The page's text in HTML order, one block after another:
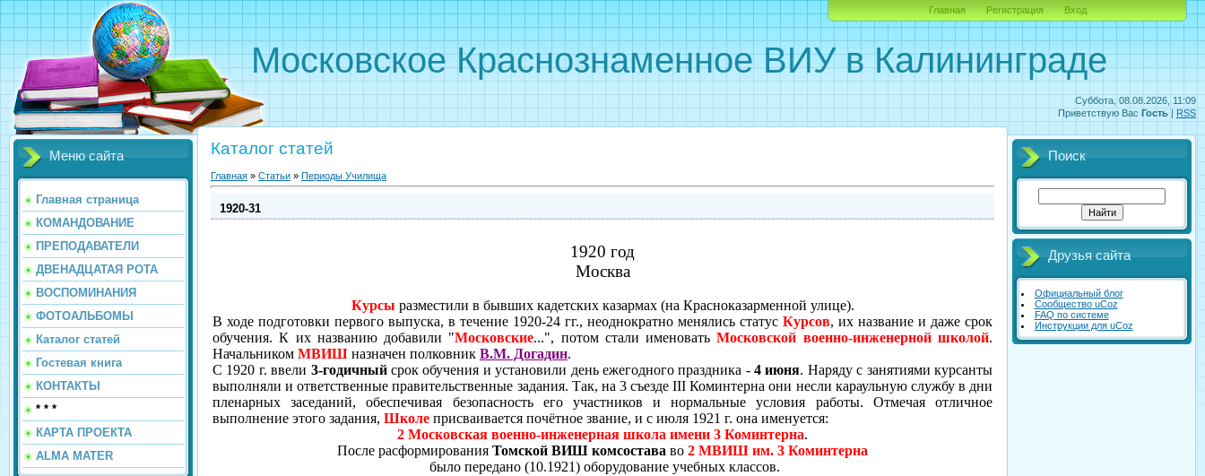
Суббота, 08.08.2026, 11:09
Приветствую Вас Гость | RSS
Московское Краснознаменное ВИУ в Калининграде
Главная Регистрация Вход
Меню сайта
Главная страница
КОМАНДОВАНИЕ
ПРЕПОДАВАТЕЛИ
ДВЕНАДЦАТАЯ РОТА
ВОСПОМИНАНИЯ
ФОТОАЛЬБОМЫ
Каталог статей
Гостевая книга
КОНТАКТЫ
* * *
КАРТА ПРОЕКТА
ALMA MATER
Каталог статей
Главная » Статьи » Периоды Училища
1920-31
1920 год
Москва
Курсы разместили в быв­ших кадетских казармах (на Краснока­зарменной улице).
В ходе подготовки первого выпуска, в течение 1920-24 гг., неоднократ­но менялись статус Курсов, их название и даже срок
обучения. К их названию добавили "Московские...", потом стали именоватьМосковской военно-инже­нерной школой.
Начальником МВИШ назначен полковник В.М. Догадин.
С 1920 г. ввели 3-­годичный срок обучения и установили день ежегодного праздника -4 июня. Наряду с занятиями курсанты
вы­полняли и ответственные правительст­венные задания. Так, на 3 съезде III Коминтерна они несли караульную службу в дни
пленарных заседаний, обеспечивая безопасность его участни­ков и нормальные условия работы. От­мечая отличное
выполнение этого за­дания, Школе присваивается почётное звание, и с июля 1921 г. она имену­ется:
2 Московская военно-инженер­ная школа имени 3 Коминтерна.
После расформирования Томской ВИШ комсостава во 2 МВИШ им. 3 Коминтерна
было передано (10.1921) оборудование учебных классов.
Поиск
Друзья сайта
Официальный блог
Сообщество uCoz
FAQ по системе
Инструкции для uCoz